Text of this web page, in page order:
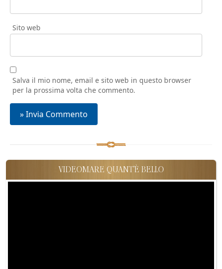
Sito web
Salva il mio nome, email e sito web in questo browser
per la prossima volta che commento.
VIDEOMARE QUANT'È BELLO